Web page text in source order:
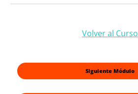
Volver al Curso
Siguiente Módulo